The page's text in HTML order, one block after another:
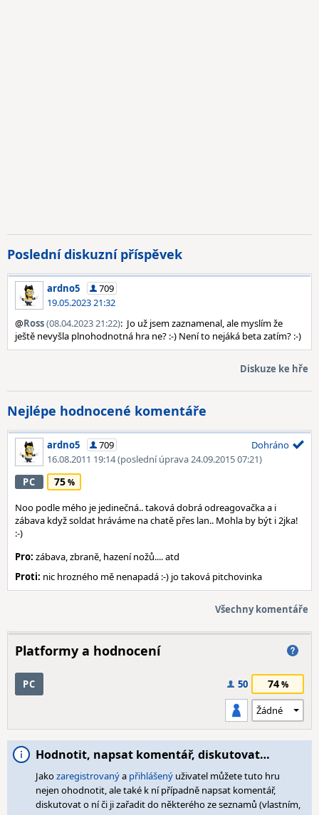
Poslední diskuzní příspěvek
ardno5
709
19.05.2023 21:32
@Ross(08.04.2023 21:22): Jo už jsem zaznamenal, ale myslím že
ještě nevyšla plnohodnotná hra ne? :-) Není to nejáká beta zatím? :-)
Diskuze ke hře
Nejlépe hodnocené komentáře
ardno5
709
16.08.2011 19:14(poslední úprava 24.09.2015 07:21)
Dohráno
PC 75
Noo podle mého je jedinečná.. taková dobrá odreagovačka a i
zábava když soldat hráváme na chatě přes lan.. Mohla by být i 2jka!
:-)
Pro: zábava, zbraně, hazení nožů.... atd
Proti: nic hrozného mě nenapadá :-) jo taková pitchovinka
Všechny komentáře
Platformy a hodnocení
PC 50 74
Hodnotit, napsat komentář, diskutovat…
Jakozaregistrovanýa přihlášený uživatel můžete tuto hru
nejen ohodnotit, ale také k ní případně napsat komentář,
diskutovat o ní či ji zařadit do některého ze seznamů (vlastním,